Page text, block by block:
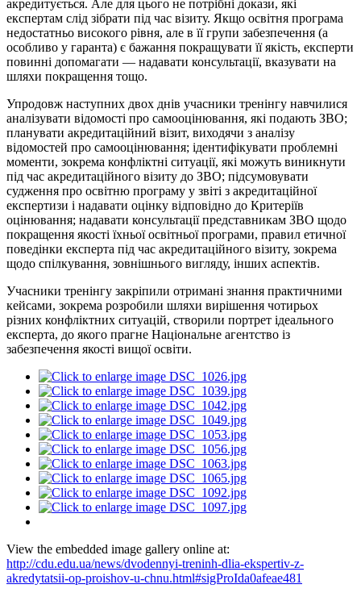
акредитується. Але для цього не потрібні докази, які
експертам слід зібрати під час візиту. Якщо освітня програма
недостатньо високого рівня, але в її групи забезпечення (а
особливо у гаранта) є бажання покращувати її якість, експерти
повинні допомагати — надавати консультації, вказувати на
шляхи покращення тощо.
Упродовж наступних двох днів учасники тренінгу навчилися
аналізувати відомості про самооцінювання, які подають ЗВО;
планувати акредитаційний візит, виходячи з аналізу
відомостей про самооцінювання; ідентифікувати проблемні
моменти, зокрема конфліктні ситуації, які можуть виникнути
під час акредитаційного візиту до ЗВО; підсумовувати
судження про освітню програму у звіті з акредитаційної
експертизи і надавати оцінку відповідно до Критеріїв
оцінювання; надавати консультації представникам ЗВО щодо
покращення якості їхньої освітньої програми, правил етичної
поведінки експерта під час акредитаційного візиту, зокрема
щодо спілкування, зовнішнього вигляду, інших аспектів.
Учасники тренінгу закріпили отримані знання практичними
кейсами, зокрема розробили шляхи вирішення чотирьох
різних конфліктних ситуацій, створили портрет ідеального
експерта, до якого прагне Національне агентство із
забезпечення якості вищої освіти.
View the embedded image gallery online at:
http://cdu.edu.ua/news/dvodennyi-treninh-dlia-ekspertiv-z-
akredytatsii-op-proishov-u-chnu.html#sigProIda0afeae481